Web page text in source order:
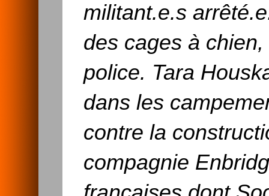
militant.e.s
des cages à
police. Tara
dans les
contre la
compagnie